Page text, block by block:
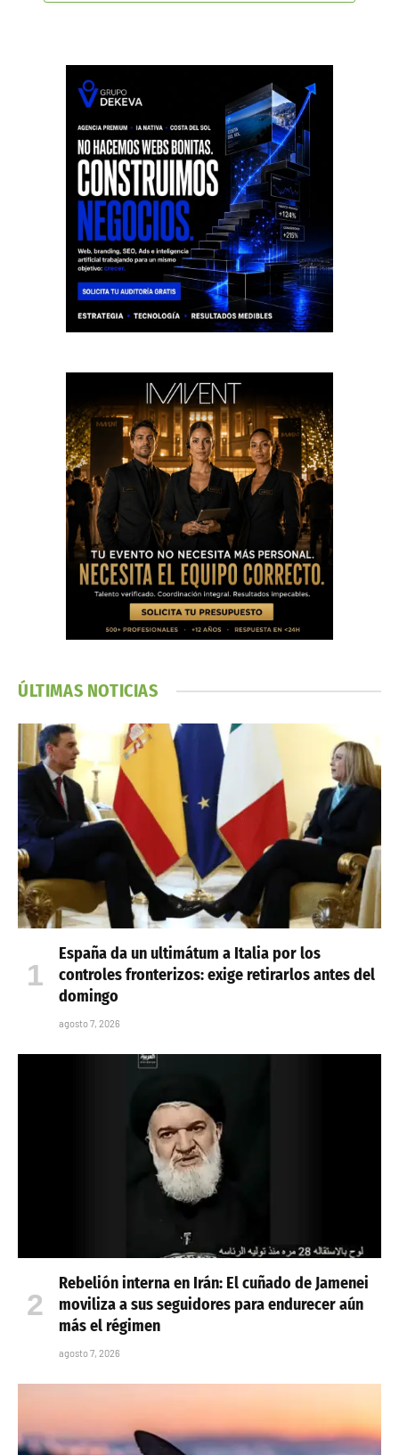
ÚLTIMAS NOTICIAS
España da un ultimátum a Italia por los
controles fronterizos: exige retirarlos antes del
domingo
agosto 7, 2026
Rebelión interna en Irán: El cuñado de Jamenei
moviliza a sus seguidores para endurecer aún
más el régimen
agosto 7, 2026